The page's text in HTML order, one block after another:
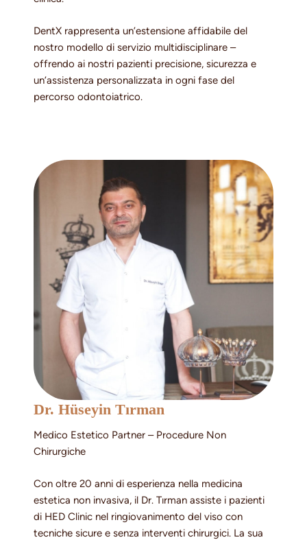
DentX rappresenta un’estensione affidabile del
nostro modello di servizio multidisciplinare –
offrendo ai nostri pazienti precisione, sicurezza e
un’assistenza personalizzata in ogni fase del
percorso odontoiatrico.
Dr. Hüseyin Tırman
Medico Estetico Partner – Procedure Non
Chirurgiche
Con oltre 20 anni di esperienza nella medicina
estetica non invasiva, il Dr. Tırman assiste i pazienti
di HED Clinic nel ringiovanimento del viso con
tecniche sicure e senza interventi chirurgici. La sua